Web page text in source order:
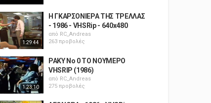
1:29:44
Η ΓΚΑΡΣΟΝΙΕΡΑ ΤΗΣ ΤΡΕΛΛΑΣ
- 1986 - VHSRip - 640x480
από RC_Andreas
263 προβολές
1:23:10
ΡΑΚΥ Νο 0 ΤΟ ΝΟΥΜΕΡΟ
VHSRIP (1986)
από RC_Andreas
275 προβολές